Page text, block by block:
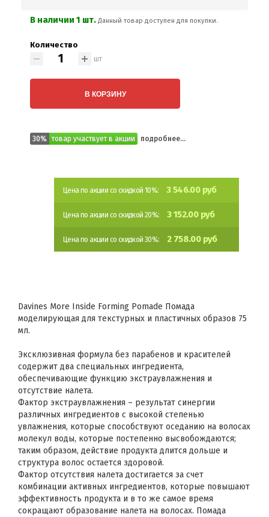
В наличии 1 шт. Данный товар доступен для покупки.
Количество
шт
В КОРЗИНУ
30% товар участвует в акции подробнее...
Цена по акции со скидкой 10%: 3 546.00 руб
Цена по акции со скидкой 20%: 3 152.00 руб
Цена по акции со скидкой 30%: 2 758.00 руб
Davines More Inside Forming Pomade Помада
моделирующая для текстурных и пластичных образов 75
мл.
Эксклюзивная формула без парабенов и красителей
содержит два специальных ингредиента,
обеспечивающие функцию экстраувлажнения и
отсутствие налета.
Фактор экстраувлажнения – результат синергии
различных ингредиентов с высокой степенью
увлажнения, которые способствуют оседанию на волосах
молекул воды, которые постепенно высвобождаются;
таким образом, действие продукта длится дольше и
структура волос остается здоровой.
Фактор отсутствия налета достигается за счет
комбинации активных ингредиентов, которые повышают
эффективность продукта и в то же самое время
сокращают образование налета на волосах. Помада